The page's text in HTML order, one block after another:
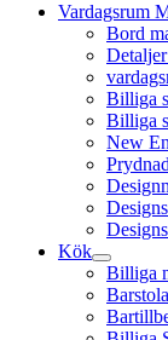
Vardagsrum
Bord
Billiga
Billiga
New
Kök
Billiga